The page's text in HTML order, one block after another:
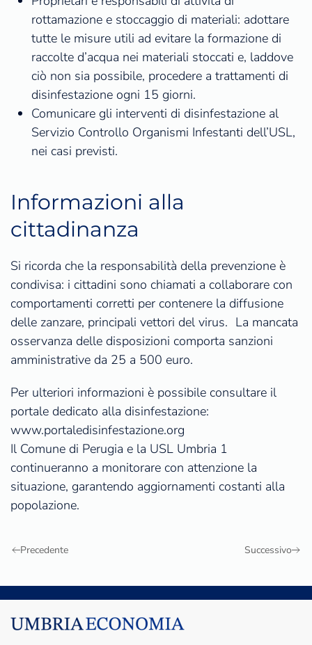
rottamazione e stoccaggio di materiali: adottare
tutte le misure utili ad evitare la formazione di
raccolte d’acqua nei materiali stoccati e, laddove
ciò non sia possibile, procedere a trattamenti di
disinfestazione ogni 15 giorni.
Comunicare gli interventi di disinfestazione al
Servizio Controllo Organismi Infestanti dell’USL,
nei casi previsti.
Informazioni alla
cittadinanza
Si ricorda che la responsabilità della prevenzione è
condivisa: i cittadini sono chiamati a collaborare con
comportamenti corretti per contenere la diffusione
delle zanzare, principali vettori del virus. La mancata
osservanza delle disposizioni comporta sanzioni
amministrative da 25 a 500 euro.
Per ulteriori informazioni è possibile consultare il
portale dedicato alla disinfestazione:
www.portaledisinfestazione.org
Il Comune di Perugia e la USL Umbria 1
continueranno a monitorare con attenzione la
situazione, garantendo aggiornamenti costanti alla
popolazione.
Precedente Successivo